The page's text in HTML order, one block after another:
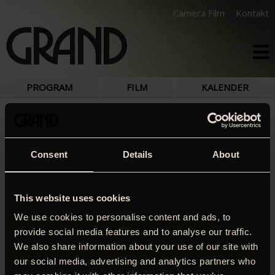
Consent Details About
This website uses cookies
We use cookies to personalise content and ads, to
provide social media features and to analyse our traffic.
We also share information about your use of our site with
our social media, advertising and analytics partners who
Camera Film Kontakt
PROGRAM FILM KALENDER
CPH:DOX 18 – THE GOSPEL ACCORDING TO
ANDRE
blive redaktør for Vogue og arbejde sig til den absolutte
benhård arbejdsdisciplin, og ikke mindst en flamboyant
larger-than-life-personlighed, kan alt lade sig gøre! Talley
har det hele og mere til, og her deler han ud af historier fra
sit lange liv som feteret fashionista, flankeret af folk som